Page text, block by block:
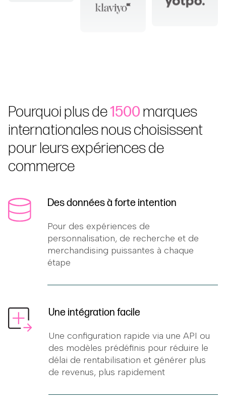
Pourquoi plus de1500marques
internationales nous choisissent
pour leurs expériences de
commerce
Des données à forte intention
Pour des expériences de
personnalisation, de recherche et de
merchandising puissantes à chaque
étape
Une intégration facile
Une configuration rapide via une API ou
des modèles prédéfinis pour réduire le
délai de rentabilisation et générer plus
de revenus, plus rapidement